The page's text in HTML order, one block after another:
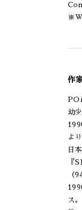
作
幼
よ
日
『
（
ス